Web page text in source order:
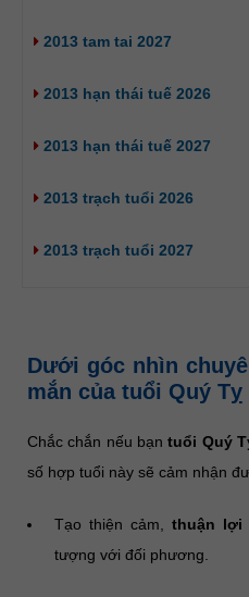
2013 tam tai 2027
2013 hạn thái tuế 2026
2013 hạn thái tuế 2027
2013 trạch tuổi 2026
2013 trạch tuổi 2027
Dưới góc nhìn
mắn của tuổi Quý Tỵ
Chắc chắn nếu bạntuổi Quý
số hợp tuổi này sẽ cảm nhận
Tạo thiện cảm,thuận lợi
tượng với đối phương.